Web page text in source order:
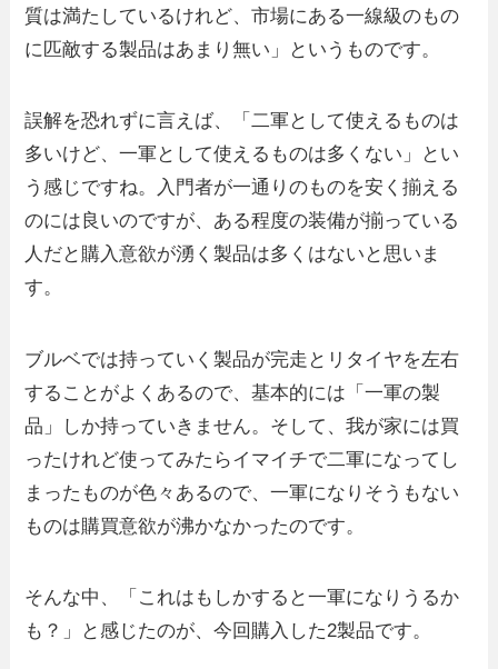
質は満たしているけれど、市場にある一線級のもの
に匹敵する製品はあまり無い」というものです。
誤解を恐れずに言えば、「二軍として使えるものは
多いけど、一軍として使えるものは多くない」とい
う感じですね。入門者が一通りのものを安く揃える
のには良いのですが、ある程度の装備が揃っている
人だと購入意欲が湧く製品は多くはないと思いま
す。
ブルベでは持っていく製品が完走とリタイヤを左右
することがよくあるので、基本的には「一軍の製
品」しか持っていきません。そして、我が家には買
ったけれど使ってみたらイマイチで二軍になってし
まったものが色々あるので、一軍になりそうもない
ものは購買意欲が沸かなかったのです。
そんな中、「これはもしかすると一軍になりうるか
も？」と感じたのが、今回購入した2製品です。